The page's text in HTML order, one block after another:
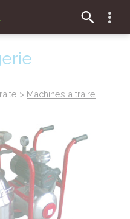
> Machines a traire